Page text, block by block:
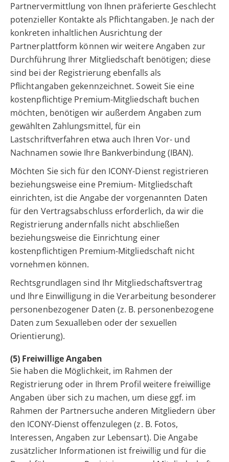
Partnervermittlung von Ihnen präferierte Geschlecht
potenzieller Kontakte als Pflichtangaben. Je nach der
konkreten inhaltlichen Ausrichtung der
Partnerplattform können wir weitere Angaben zur
Durchführung Ihrer Mitgliedschaft benötigen; diese
sind bei der Registrierung ebenfalls als
Pflichtangaben gekennzeichnet. Soweit Sie eine
kostenpflichtige Premium-Mitgliedschaft buchen
möchten, benötigen wir außerdem Angaben zum
gewählten Zahlungsmittel, für ein
Lastschriftverfahren etwa auch Ihren Vor- und
Nachnamen sowie Ihre Bankverbindung (IBAN).
Möchten Sie sich für den ICONY-Dienst registrieren
beziehungsweise eine Premium- Mitgliedschaft
einrichten, ist die Angabe der vorgenannten Daten
für den Vertragsabschluss erforderlich, da wir die
Registrierung andernfalls nicht abschließen
beziehungsweise die Einrichtung einer
kostenpflichtigen Premium-Mitgliedschaft nicht
vornehmen können.
Rechtsgrundlagen sind Ihr Mitgliedschaftsvertrag
und Ihre Einwilligung in die Verarbeitung besonderer
personenbezogener Daten (z. B. personenbezogene
Daten zum Sexualleben oder der sexuellen
Orientierung).
(5) Freiwillige Angaben
Sie haben die Möglichkeit, im Rahmen der
Registrierung oder in Ihrem Profil weitere freiwillige
Angaben über sich zu machen, um diese ggf. im
Rahmen der Partnersuche anderen Mitgliedern über
den ICONY-Dienst offenzulegen (z. B. Fotos,
Interessen, Angaben zur Lebensart). Die Angabe
zusätzlicher Informationen ist freiwillig und für die